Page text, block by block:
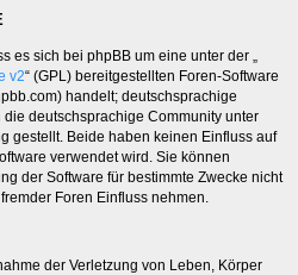
es sich bei phpBB um eine unter der „
v2“ (GPL) bereitgestellten Foren-Software
handelt; deutschsprachige
deutschsprachige Community unter
gestellt. Beide haben keinen Einfluss auf
verwendet wird. Sie können
der Software für bestimmte Zwecke nicht
Foren Einfluss nehmen.
der Verletzung von Leben, Körper